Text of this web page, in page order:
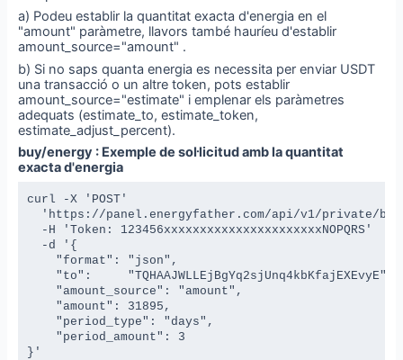
a) Podeu establir la quantitat exacta d'energia en el
"amount" paràmetre, llavors també hauríeu d'establir
amount_source="amount" .
b) Si no saps quanta energia es necessita per enviar USDT
una transacció o un altre token, pots establir
amount_source="estimate" i emplenar els paràmetres
adequats (estimate_to, estimate_token,
estimate_adjust_percent).
buy/energy : Exemple de sol·licitud amb la quantitat
exacta d'energia
curl -X 'POST'
'https://panel.energyfather.com/api/v1/private/
  -H 'Token: 123456xxxxxxxxxxxxxxxxxxxxxxNOPQRS'
  -d '{
    "format": "json",
    "to":     "TQHAAJWLLEjBgYq2sjUnq4kbKfajEXEvyE",
    "amount_source": "amount",
    "amount": 31895,
    "period_type": "days",
    "period_amount": 3
}'